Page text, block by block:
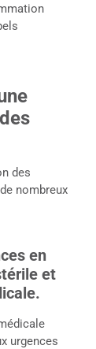
des
nombreux
en
et
urgences